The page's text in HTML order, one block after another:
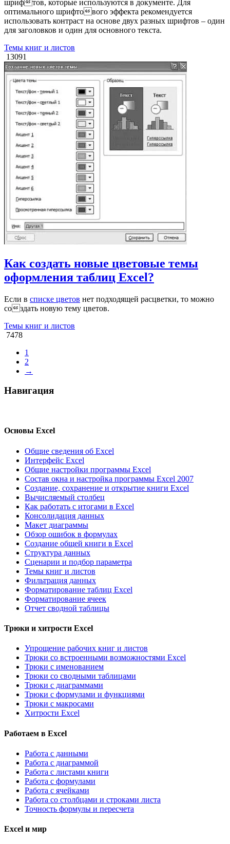
шрифтов, которые используются в документе. Для
оптимального шрифтового эффекта рекомендуется
использовать контраст на основе двух разных шрифтов – один
для заголовков и один для основного текста.
Темы книг и листов
13091
Как создать новые цветовые темы
оформления таблиц Excel?
Если в списке цветов нет подходящей расцветки, то можно
создать новую тему цветов.
Темы книг и листов
7478
1
2
→
Навигация
Основы Excel
Общие сведения об Excel
Интерфейс Excel
Общие настройки программы Excel
Состав окна и настройка программы Excel 2007
Создание, сохранение и открытие книги Excel
Вычисляемый столбец
Как работать с итогами в Excel
Консолидация данных
Макет диаграммы
Обзор ошибок в формулах
Создание общей книги в Excel
Структура данных
Сценарии и подбор параметра
Темы книг и листов
Фильтрация данных
Форматирование таблиц Excel
Форматирование ячеек
Отчет сводной таблицы
Трюки и хитрости Excel
Упрощение рабочих книг и листов
Трюки со встроенными возможностями Excel
Трюки с именованием
Трюки со сводными таблицами
Трюки с диаграммами
Трюки с формулами и функциями
Трюки с макросами
Хитрости Excel
Работаем в Excel
Работа с данными
Работа с диаграммой
Работа с листами книги
Работа с формулами
Работа с ячейками
Работа со столбцами и строками листа
Точность формулы и пересчета
Excel и мир